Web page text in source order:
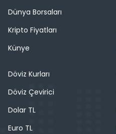
Dünya Borsaları
Kripto Fiyatları
Künye
Döviz Kurları
Döviz Çevirici
Dolar TL
Euro TL